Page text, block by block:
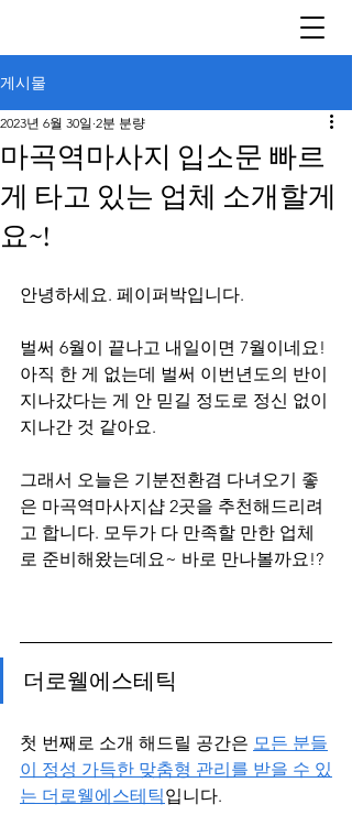
게시물
마곡역마사지 입소문 빠르
게 타고 있는 업체 소개할게
요~!
2023년 6월 30일 2분 분량
안녕하세요. 페이퍼박입니다.
벌써 6월이 끝나고 내일이면 7월이네요!
아직 한 게 없는데 벌써 이번년도의 반이
지나갔다는 게 안 믿길 정도로 정신 없이
지나간 것 같아요.
그래서 오늘은 기분전환겸 다녀오기 좋
은 마곡역마사지샵 2곳을 추천해드리려
고 합니다. 모두가 다 만족할 만한 업체
로 준비해왔는데요~ 바로 만나볼까요!?
더로웰에스테틱
첫 번째로 소개 해드릴 공간은 모든 분들
이 정성 가득한 맞춤형 관리를 받을 수 있
는 더로웰에스테틱입니다.